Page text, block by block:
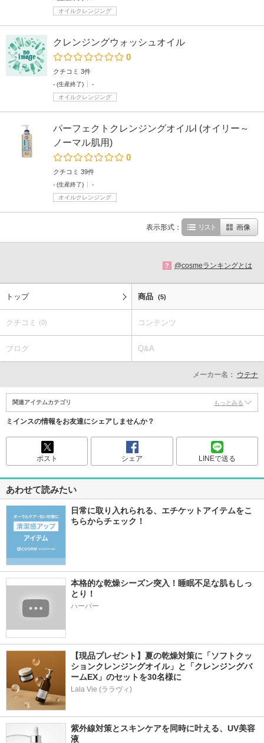
オイルクレンジング
クレンジングウォッシュオイル
0
クチコミ 3件
- (生産終了)
-
オイルクレンジング
パーフェクトクレンジングオイルl (オイリー～
ノーマル肌用)
0
クチコミ 39件
- (生産終了)
-
オイルクレンジング
表示形式： リスト 画像
? @cosmeランキングとは
トップ 商品 (5)
クチコミ (0) コンテンツ
ブログ Q&A
メーカー名： ウテナ
関連アイテムカテゴリ もっとみる
ミインスの情報をお友達にシェアしませんか？
ポスト シェア LINEで送る
あわせて読みたい
日常に取り入れられる、エチケットアイテムをこ
ちらからチェック！
本格的な乾燥シーズン突入！睡眠不足な肌もしっ
とり！
ハーバー
【現品プレゼント】夏の乾燥対策に「ソフトクッ
ションクレンジングオイル」と「クレンジングバ
ームEX」のセットを30名様に
Lala Vie (ララヴィ)
紫外線対策とスキンケアを同時に叶える、UV美容
液